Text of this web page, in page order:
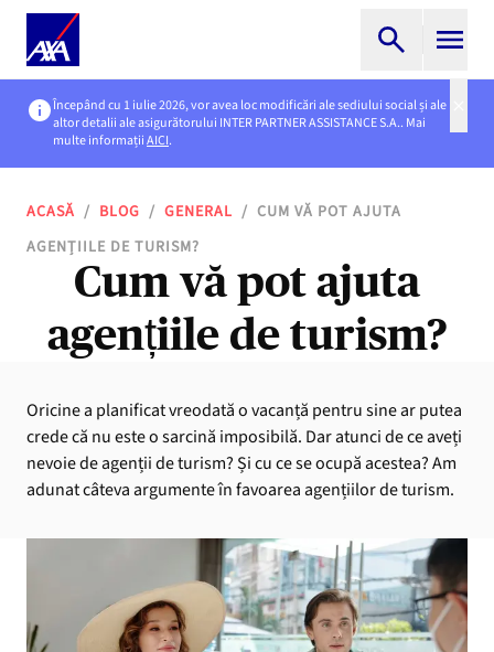
Începând cu 1 iulie 2026, vor avea loc modificări ale sediului social și ale
altor detalii ale asigurătorului INTER PARTNER ASSISTANCE S.A.. Mai
multe informațiiAICI.
ACASĂ / BLOG / GENERAL / CUM VĂ POT AJUTA
AGENȚIILE DE TURISM?
Cum vă pot ajuta
agențiile de turism?
Oricine a planificat vreodată o vacanță pentru sine ar putea
crede că nu este o sarcină imposibilă. Dar atunci de ce aveți
nevoie de agenții de turism? Și cu ce se ocupă acestea? Am
adunat câteva argumente în favoarea agențiilor de turism.